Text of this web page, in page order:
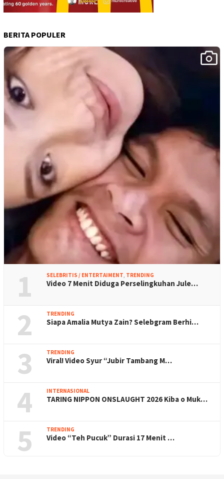
BERITA POPULER
1 SELEBRITIS / ENTERTAIMENT TRENDING
Video 7 Menit Diduga Perselingkuhan Jule…
2 TRENDING
Siapa Amalia Mutya Zain? Selebgram Berhi…
3 TRENDING
Viral! Video Syur “Jubir Tambang M…
4 INTERNASIONAL
TARING NIPPON ONSLAUGHT 2026 Kiba o Muk…
5 TRENDING
Video “Teh Pucuk” Durasi 17 Menit …